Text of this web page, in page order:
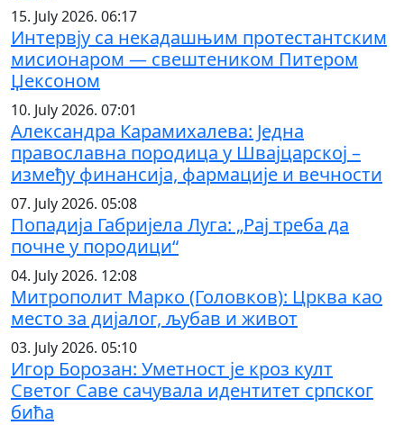
15. July 2026. 06:17
Интервју са некадашњим протестантским
мисионаром — свештеником Питером
Џексоном
10. July 2026. 07:01
Александра Карамихалева: Једна
православна породица у Швајцарској –
између финансија, фармације и вечности
07. July 2026. 05:08
Попадија Габријела Луга: „Рај треба да
почне у породици“
04. July 2026. 12:08
Митрополит Марко (Головков): Црква као
место за дијалог, љубав и живот
03. July 2026. 05:10
Игор Борозан: Уметност је кроз култ
Светог Саве сачувала идентитет српског
бића